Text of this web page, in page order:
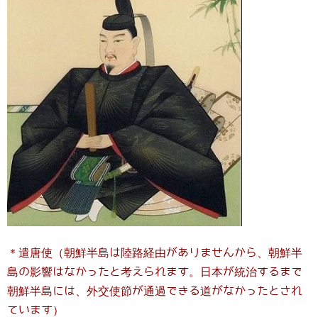
＊遣唐使（朝鮮半島は陸路経由がありませんから、朝鮮半
島の影響はなかったと考えられます。日本が統治するまで
朝鮮半島には、外交使節が通過できる道がなかったとされ
ています）